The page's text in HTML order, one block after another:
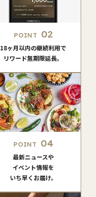
POINT 02
18ヶ月以内の継続利用で
リワード無期限延長。
POINT 04
最新ニュースや
イベント情報を
いち早くお届け。